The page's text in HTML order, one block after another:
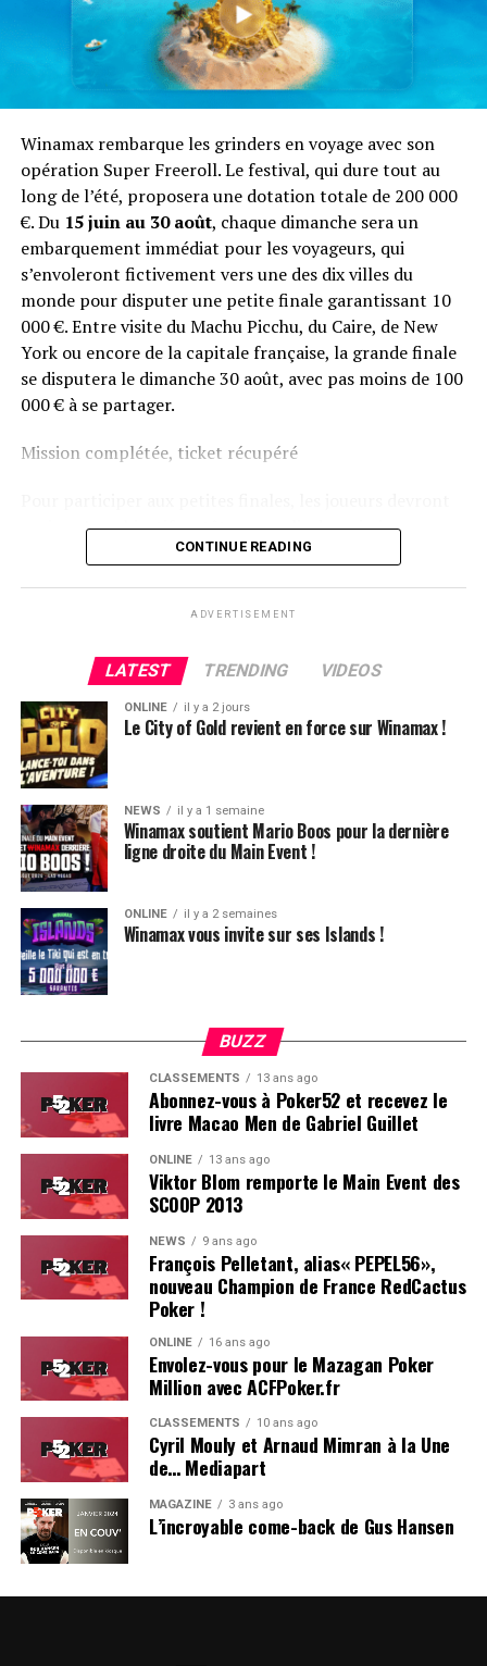
Winamax rembarque les grinders en voyage avec son
opération Super Freeroll. Le festival, qui dure tout au
long de l’été, proposera une dotation totale de 200 000
€. Du 15 juin au 30 août, chaque dimanche sera un
embarquement immédiat pour les voyageurs, qui
s’envoleront fictivement vers une des dix villes du
monde pour disputer une petite finale garantissant 10
000 €. Entre visite du Machu Picchu, du Caire, de New
York ou encore de la capitale française, la grande finale
se disputera le dimanche 30 août, avec pas moins de 100
000 € à se partager.
Mission complétée, ticket récupéré
avoir qu’un objectif en tête : remplir des missions
hebdomadaires Sit & Go pour remporter leurs tickets
débloquées, trois au total, ils auront la chance de
tous les joueurs ITM prendront un vol direction la
grande finale accessible sans buy-in !
Plus d’infos sur la page dédiée de Winamax !
CONTINUE READING
ADVERTISEMENT
LATEST TRENDING VIDEOS
ONLINE il y a 2 jours
Le City of Gold revient en force sur Winamax !
NEWS il y a 1 semaine
Winamax soutient Mario Boos pour la dernière
ligne droite du Main Event !
ONLINE il y a 2 semaines
Winamax vous invite sur ses Islands !
BUZZ
CLASSEMENTS 13 ans ago
Abonnez-vous à Poker52 et recevez le
livre Macao Men de Gabriel Guillet
ONLINE 13 ans ago
Viktor Blom remporte le Main Event des
SCOOP 2013
NEWS 9 ans ago
François Pelletant, alias« PEPEL56»,
nouveau Champion de France RedCactus
Poker !
ONLINE 16 ans ago
Envolez-vous pour le Mazagan Poker
Million avec ACFPoker.fr
CLASSEMENTS 10 ans ago
Cyril Mouly et Arnaud Mimran à la Une
de… Mediapart
MAGAZINE 3 ans ago
L’incroyable come-back de Gus Hansen